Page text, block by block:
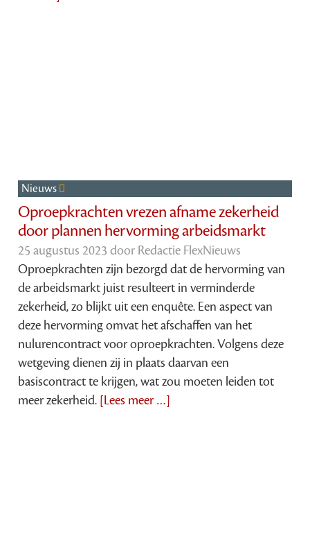
Nieuws
Oproepkrachten vrezen afname zekerheid
door plannen hervorming arbeidsmarkt
25 augustus 2023 door Redactie FlexNieuws
Oproepkrachten zijn bezorgd dat de hervorming van
de arbeidsmarkt juist resulteert in verminderde
zekerheid, zo blijkt uit een enquête. Een aspect van
deze hervorming omvat het afschaffen van het
nulurencontract voor oproepkrachten. Volgens deze
wetgeving dienen zij in plaats daarvan een
basiscontract te krijgen, wat zou moeten leiden tot
meer zekerheid. [Lees meer …]